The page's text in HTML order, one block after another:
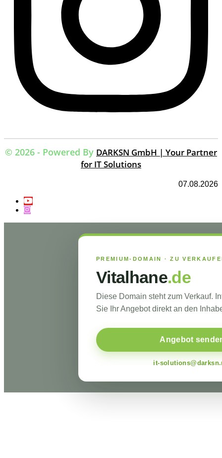
© 2026 - Powered By DARKSN GmbH | Your Partner
for IT Solutions
07.08.2026
PREMIUM-DOMAIN · ZU
Vitalhane.de
Diese Domain steht zum Verkauf.
Sie Ihr Angebot direkt an den
Angebot
it-